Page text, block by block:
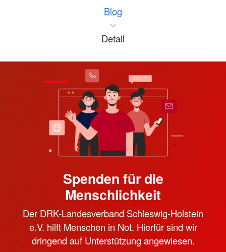
Blog
Detail
Spenden für die
Menschlichkeit
Der DRK-Landesverband Schleswig-Holstein
e.V. hilft Menschen in Not. Hierfür sind wir
dringend auf Unterstützung angewiesen.